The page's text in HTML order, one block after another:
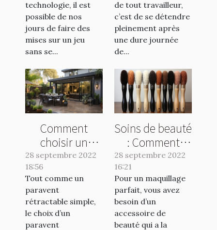
technologie, il est
possible de nos
jours de faire des
mises sur un jeu
sans se...
de tout travailleur,
c’est de se détendre
pleinement après
une dure journée
de...
Comment
choisir un
paravent
rétractable
double ?
28 septembre 2022
18:56
Tout comme un
paravent
rétractable simple,
le choix d’un
paravent
Soins de beauté
: Comment
utiliser un
pinceau en
poils naturels ?
28 septembre 2022
16:21
Pour un maquillage
parfait, vous avez
besoin d’un
accessoire de
beauté qui a la